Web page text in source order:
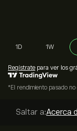
1D 1W
Regístrate para ver los
*El rendimiento pasado
Saltar a:Acerca